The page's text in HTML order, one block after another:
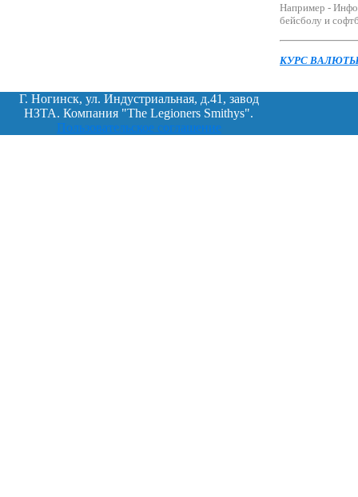
Например -
бейсболу и
КУРС
Г. Ногинск, ул. Индустриальная, д.41, завод
НЗТА. Компания "The Legioners Smithys".
Пользовательское соглашение